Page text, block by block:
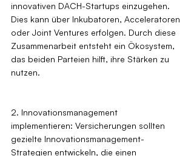
innovativen DACH-Startups einzugehen.
Dies kann über Inkubatoren, Acceleratoren
oder Joint Ventures erfolgen. Durch diese
Zusammenarbeit entsteht ein Ökosystem,
das beiden Parteien hilft, ihre Stärken zu
nutzen.
2. Innovationsmanagement
implementieren: Versicherungen sollten
gezielte Innovationsmanagement-
Strategien entwickeln, die einen